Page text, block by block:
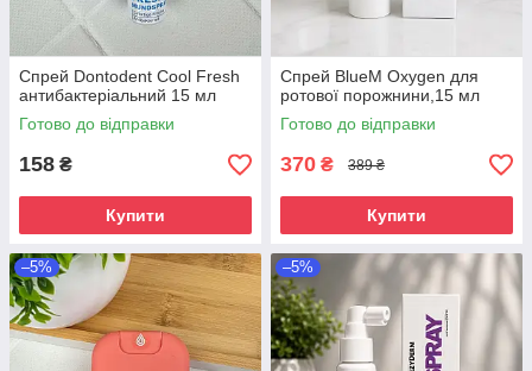
Спрей Dontodent Cool Fresh
антибактеріальний 15 мл
Готово до відправки
158 ₴
Купити
Спрей BlueM Oxygen для
ротової порожнини,15 мл
Готово до відправки
370 ₴ 389 ₴
Купити
–5% –5%